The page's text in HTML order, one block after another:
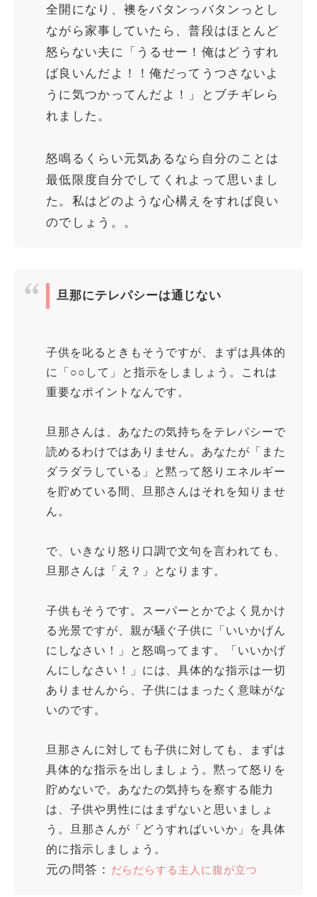
全開になり、襖をバタンっバタンっとし
ながら家事していたら、普段はほとんど
怒らない夫に「うるせー！俺はどうすれ
ば良いんだよ！！俺だってうつさないよ
うに気つかってんだよ！」とブチギレら
れました。
怒鳴るくらい元気あるなら自分のことは
最低限度自分でしてくれよって思いまし
た。私はどのような心構えをすれば良い
のでしょう。。
旦那にテレパシーは通じない
子供を叱るときもそうですが、まずは具体的
に「○○して」と指示をしましょう。これは
重要なポイントなんです。
旦那さんは、あなたの気持ちをテレパシーで
読めるわけではありません。あなたが「また
ダラダラしている」と黙って怒りエネルギー
を貯めている間、旦那さんはそれを知りませ
ん。
で、いきなり怒り口調で文句を言われても、
旦那さんは「え？」となります。
子供もそうです。スーパーとかでよく見かけ
る光景ですが、親が騒ぐ子供に「いいかげん
にしなさい！」と怒鳴ってます。「いいかげ
んにしなさい！」には、具体的な指示は一切
ありませんから、子供にはまったく意味がな
いのです。
旦那さんに対しても子供に対しても、まずは
具体的な指示を出しましょう。黙って怒りを
貯めないで。あなたの気持ちを察する能力
は、子供や男性にはまずないと思いましょ
う。旦那さんが「どうすればいいか」を具体
的に指示しましょう。
元の問答： だらだらする主人に腹が立つ